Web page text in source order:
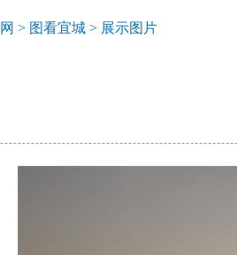
> 图看宜城 > 展示图片